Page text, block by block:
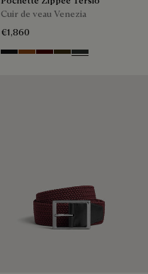
Cuir de veau Venezia
€1,860
Nero Grigio
Legno Bruciato
MaduroCrepusculo
Verbena